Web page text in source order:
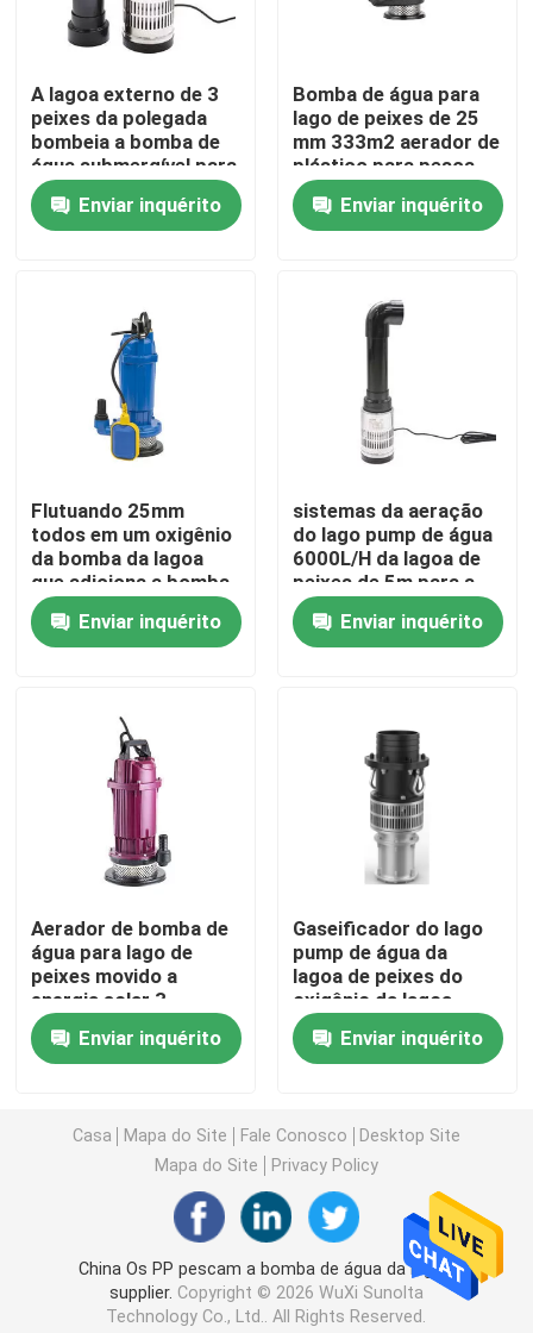
Casa
Produtos
Sobre nós
Excursão da fábrica
Contacte-nos
Peça umas citações
Gaseificador da roda de pá da lagoa
Gaseificador da roda de pá da cultura aquática
Gaseificador solar da roda de pá
Gaseificador da lagoa da roda de água
Gaseificador da piscicultura
Gaseificador do impulsor
Bomba de água da lagoa de peixes
Aerador de superfície movido a energia solar
A lagoa externo de 3
peixes da polegada
bombeia a bomba de
água submergível para
a lagoa
Enviar inquérito
Bomba de água para
lago de peixes de 25
mm 333m2 aerador de
plástico para pesca
saudável Aeradores de
lago Enviar inquérito
Flutuando 25mm
todos em um oxigênio
da bomba da lagoa
que adiciona a bomba
solar do oxigênio da
lagoa da bomba 5m
Enviar inquérito
sistemas da aeração
do lago pump de água
6000L/H da lagoa de
peixes de 5m para a
circulação do
oxigenaçãoEnviar inquérito
Aerador de bomba de
água para lago de
peixes movido a
energia solar 3
polegadas 5 m cabeça
2,2 kgEnviar inquérito
Gaseificador do lago
pump de água da
lagoa de peixes do
oxigênio da lagoa
automático para a
pisciculturaEnviar inquérito
Casa Mapa do Site Fale Conosco
Desktop Site
Mapa do Site
Privacy Policy
China Os PP pescam a bomba de água da lagoa
supplier. Copyright © 2026 WuXi Sunolta
Technology Co., Ltd.. All Rights Reserved.